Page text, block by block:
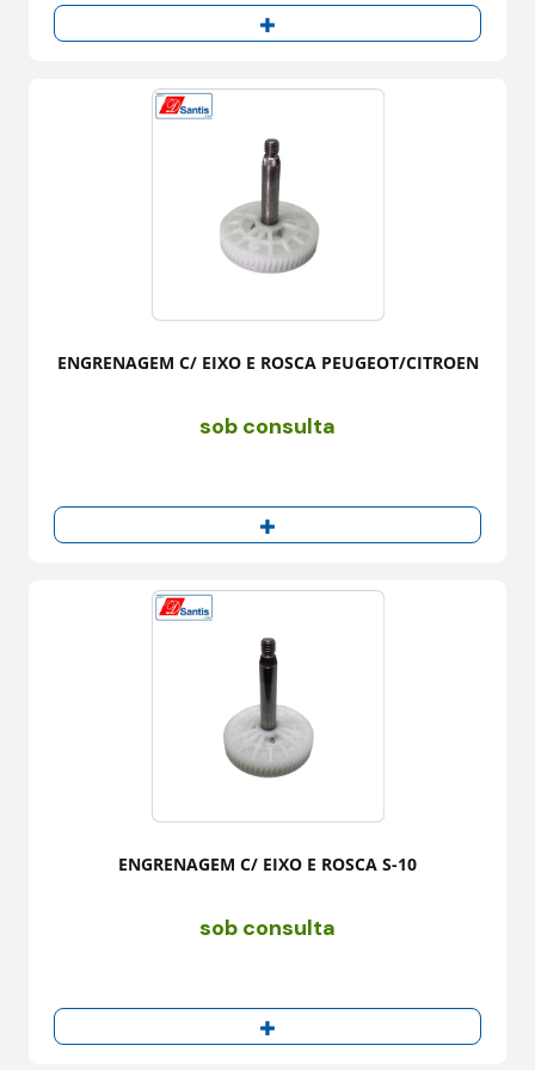
ENGRENAGEM C/ EIXO E ROSCA PEUGEOT/CITROEN
sob consulta
ENGRENAGEM C/ EIXO E ROSCA S-10
sob consulta